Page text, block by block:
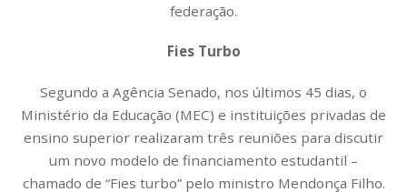
federação.
Fies Turbo
Segundo a Agência Senado, nos últimos 45 dias, o
Ministério da Educação (MEC) e instituições privadas de
ensino superior realizaram três reuniões para discutir
um novo modelo de financiamento estudantil –
chamado de “Fies turbo” pelo ministro Mendonça Filho.